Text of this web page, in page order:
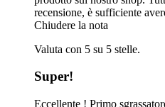
recensione, è sufficiente
Chiudere la nota
Valuta con 5 su 5 stelle.
Super!
Eccellente ! Primo